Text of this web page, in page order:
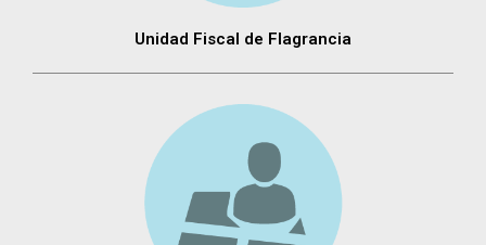
Unidad Fiscal de Flagrancia